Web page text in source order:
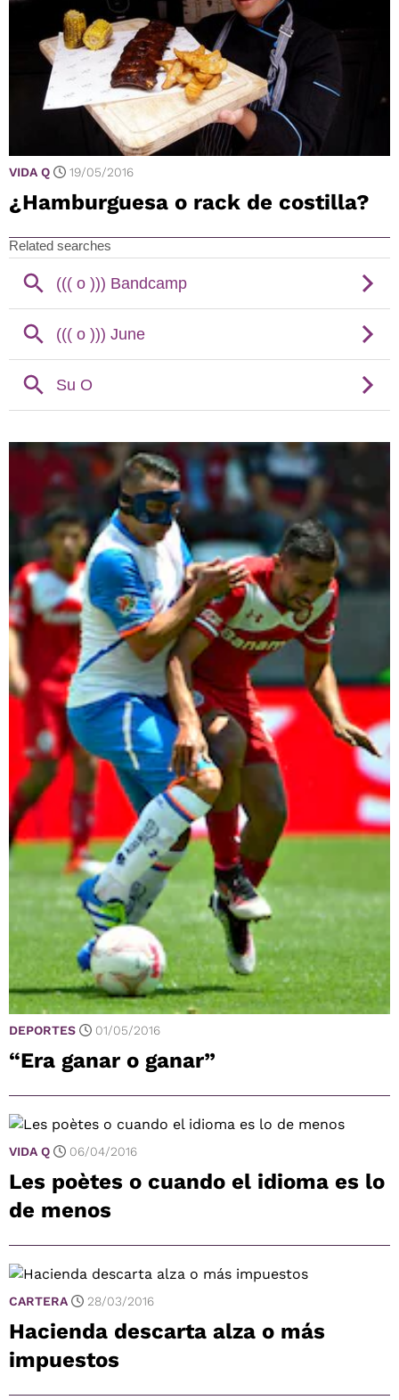
VIDA Q 19/05/2016
¿Hamburguesa o rack de costilla?
DEPORTES 01/05/2016
“Era ganar o ganar”
VIDA Q 06/04/2016
Les poètes o cuando el idioma es lo
de menos
CARTERA 28/03/2016
Hacienda descarta alza o más
impuestos